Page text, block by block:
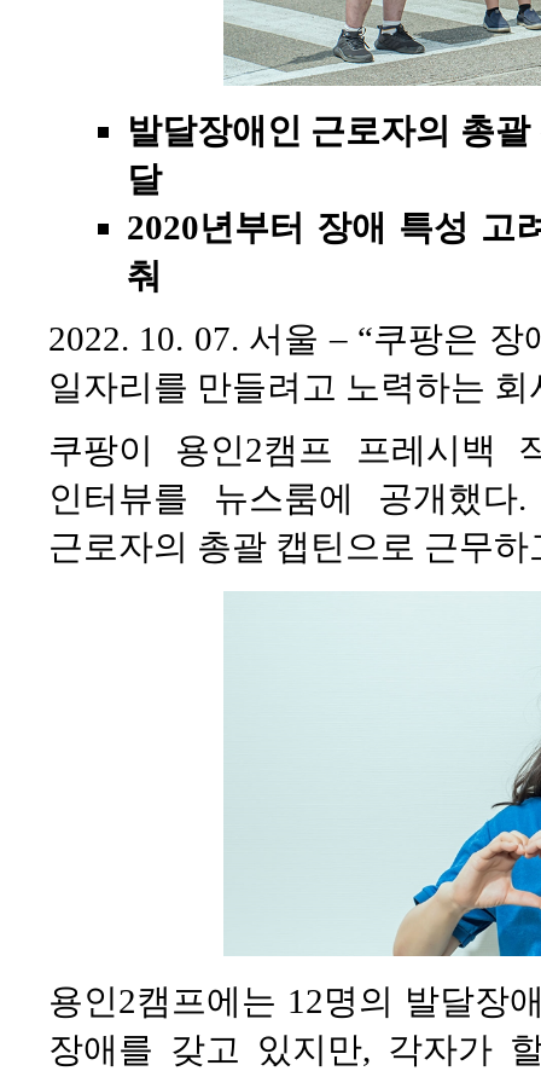
발달장애인 근로자의 총
달
2020년부터 장애 특성 고
춰
2022. 10. 07. 서울 – “쿠팡은
일자리를 만들려고 노력하는 회
쿠팡이 용인2캠프 프레시백
인터뷰를 뉴스룸에 공개했
근로자의 총괄 캡틴으로 근무하
용인2캠프에는 12명의 발달장
장애를 갖고 있지만, 각자가